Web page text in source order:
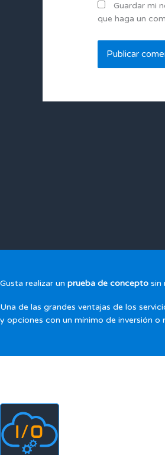
Guardar mi
que haga un
Gusta realizar un prueba de concepto sin
Una de las grandes ventajas de los
y opciones con un mínimo de inversión o